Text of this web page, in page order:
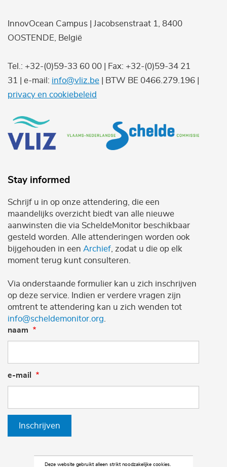
InnovOcean Campus | Jacobsenstraat 1, 8400
OOSTENDE, België
Tel.: +32-(0)59-33 60 00 | Fax: +32-(0)59-34 21
31 | e-mail: info@vliz.be | BTW BE 0466.279.196 |
privacy en cookiebeleid
Stay informed
Schrijf u in op onze attendering, die een
maandelijks overzicht biedt van alle nieuwe
aanwinsten die via ScheldeMonitor beschikbaar
gesteld worden. Alle attenderingen worden ook
bijgehouden in een Archief , zodat u die op elk
moment terug kunt consulteren.
Via onderstaande formulier kan u zich inschrijven
op deze service. Indien er verdere vragen zijn
omtrent te attendering kan u zich wenden tot
info@scheldemonitor.org
naam
e-mail
Inschrijven
Deze website gebruikt alleen strikt noodzakelijke cookies.